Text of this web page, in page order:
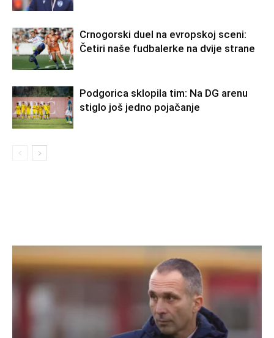
Crnogorski duel na evropskoj sceni:
Četiri naše fudbalerke na dvije strane
Podgorica sklopila tim: Na DG arenu
stiglo još jedno pojačanje